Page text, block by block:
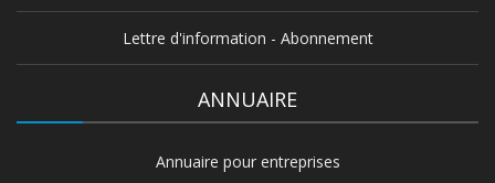
Lettre d'information - Abonnement
ANNUAIRE
Annuaire pour entreprises